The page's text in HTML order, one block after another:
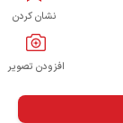
نشان کردن
افزودن تصویر